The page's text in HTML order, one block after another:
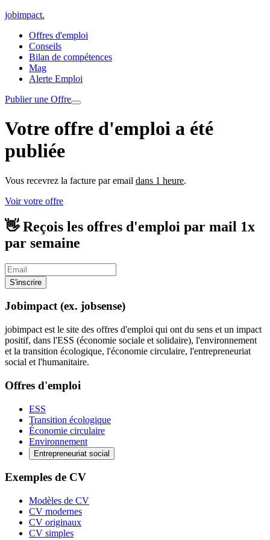
jobimpact.
Offres d'emploi
Conseils
Bilan de compétences
Mag
Alerte Emploi
Publier une Offre
Votre offre d'emploi a été
publiée
Vous recevrez la facture par email dans 1 heure.
Voir votre offre
👋 Reçois les offres d'emploi par mail 1x
par semaine
S'inscrire
Jobimpact (ex. jobsense)
jobimpact est le site des offres d'emploi qui ont du sens et un impact
positif, dans l'ESS (économie sociale et solidaire), l'environnement
et la transition écologique, l'économie circulaire, l'entrepreneuriat
social et l'humanitaire.
Offres d'emploi
ESS
Transition écologique
Économie circulaire
Environnement
Entrepreneuriat social
Exemples de CV
Modèles de CV
CV modernes
CV originaux
CV simples